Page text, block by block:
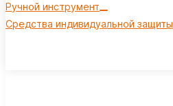
Ручной инструмент
Средства индивидуальной защиты